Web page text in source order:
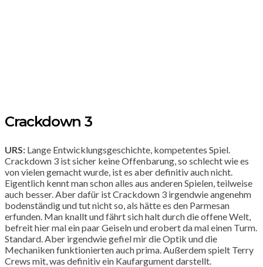
Crackdown 3
URS: Lange Entwicklungsgeschichte, kompetentes Spiel.
Crackdown 3 ist sicher keine Offenbarung, so schlecht wie es
von vielen gemacht wurde, ist es aber definitiv auch nicht.
Eigentlich kennt man schon alles aus anderen Spielen, teilweise
auch besser. Aber dafür ist Crackdown 3 irgendwie angenehm
bodenständig und tut nicht so, als hätte es den Parmesan
erfunden. Man knallt und fährt sich halt durch die offene Welt,
befreit hier mal ein paar Geiseln und erobert da mal einen Turm.
Standard. Aber irgendwie gefiel mir die Optik und die
Mechaniken funktionierten auch prima. Außerdem spielt Terry
Crews mit, was definitiv ein Kaufargument darstellt.